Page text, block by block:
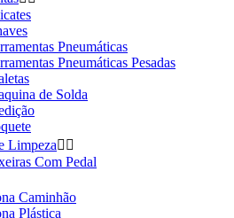
Pneumáticas
Pneumáticas Pesadas
de Solda
Limpeza 
Com Pedal
Caminhão
Plástica